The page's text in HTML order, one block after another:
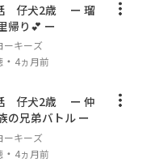
仔犬2歳 ー 瑠
偉くん里帰り💕 ー
ーキーズ
・ 4ヵ月前
仔犬2歳 ー 仲
の兄弟バトル ー
ーキーズ
・ 4ヵ月前